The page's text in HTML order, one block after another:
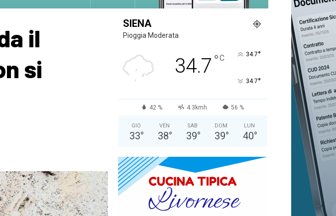
il
si
SIENA
Pioggia Moderata
34.7 °C 34.7°
34.7°
42 % 4.3kmh 56 %
GIO
33°
VEN
38°
SAB
39°
DOM
39°
LUN
40°